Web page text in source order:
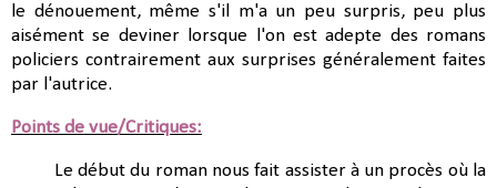
le dénouement, même s'il m'a un peu surpris, peu plus
aisément se deviner lorsque l'on est adepte des romans
policiers contrairement aux surprises généralement faites
par l'autrice.
Points de vue/Critiques:
Le début du roman nous fait assister à un procès où la